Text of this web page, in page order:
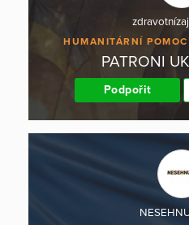
HUMANITÁRNÍ POMOC
PATRONI
Podpořit